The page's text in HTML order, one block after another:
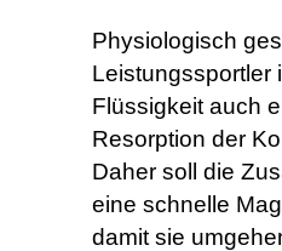
Physiologisch
Leistungssportler
Flüssigkeit auch
Resorption der
Daher soll die
eine schnelle
damit sie